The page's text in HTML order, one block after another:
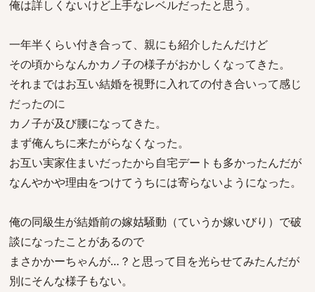
俺は詳しくないけど上手なレベルだったと思う。
一年半くらい付き合って、親にも紹介したんだけど
その頃からなんかカノ子の様子がおかしくなってきた。
それまではお互い結婚を視野に入れての付き合いって感じ
だったのに
カノ子が及び腰になってきた。
まず俺んちに来たがらなくなった。
お互い実家住まいだったから自宅デートも多かったんだが
なんやかや理由をつけてうちには寄らないようになった。
俺の同級生が結婚前の嫁姑騒動（ていうか嫁いびり）で破
談になったことがあるので
まさかかーちゃんが…？と思って目を光らせてみたんだが
別にそんな様子もない。